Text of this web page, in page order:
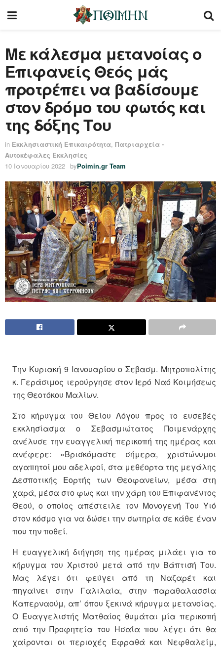
Με κάλεσμα μετανοίας ο
Επιφανείς Θεός μάς
προτρέπει να βαδίσουμε
στον δρόμο του φωτός και
της δόξης Του
in Εκκλησιαστική Επικαιρότητα, Πατριαρχεία -
Αυτοκέφαλες Εκκλησίες
10 Ιανουαρίου 2022 byPoimin.gr Team
Την Κυριακή 9 Ιανουαρίου ο Σεβασμ. Μητροπολίτης
κ. Γεράσιμος ιερούργησε στον Ιερό Ναό Κοιμήσεως
της Θεοτόκου Μαλίων.
Στο κήρυγμα του Θείου Λόγου προς το ευσεβές
εκκλησίασμα ο Σεβασμιώτατος Ποιμενάρχης
ανέλυσε την ευαγγελική περικοπή της ημέρας και
ανέφερε: «Βρισκόμαστε σήμερα, χριστώνυμοι
αγαπητοί μου αδελφοί, στα μεθέορτα της μεγάλης
Δεσποτικής Εορτής των Θεοφανείων, μέσα στη
χαρά, μέσα στο φως και την χάρη του Επιφανέντος
Θεού, ο οποίος απέστειλε τον Μονογενή Του Υιό
στον κόσμο για να δώσει την σωτηρία σε κάθε έναν
που την ποθεί.
Η ευαγγελική διήγηση της ημέρας μιλάει για το
κήρυγμα του Χριστού μετά από την Βάπτισή Του.
Μας λέγει ότι φεύγει από τη Ναζαρέτ και
πηγαίνει στην Γαλιλαία, στην παραθαλασσία
Καπερναούμ, απ’ όπου ξεκινά κήρυγμα μετανοίας.
Ο Ευαγγελιστής Ματθαίος θυμάται μία περικοπή
από την Προφητεία του Ησαΐα που λέγει ότι θα
χαίρονται οι περιοχές Εφραθά και Νεφθαλείμ,